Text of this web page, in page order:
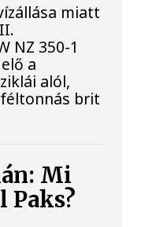
miatt
NZ 350-1
a
alól,
brit
Mi